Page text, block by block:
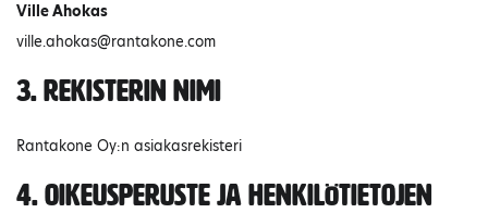
Ville Ahokas
ville.ahokas@rantakone.com
3. Rekisterin nimi
Rantakone Oy:n asiakasrekisteri
4. Oikeusperuste ja henkilötietojen